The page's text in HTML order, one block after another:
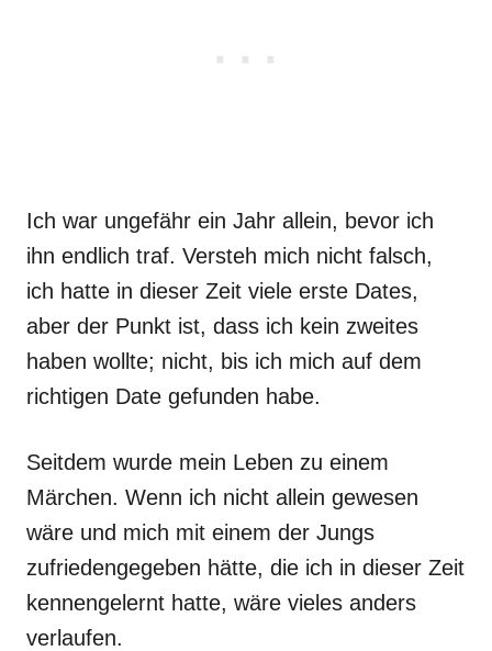
Ich war ungefähr ein Jahr allein, bevor ich
ihn endlich traf. Versteh mich nicht falsch,
ich hatte in dieser Zeit viele erste Dates,
aber der Punkt ist, dass ich kein zweites
haben wollte; nicht, bis ich mich auf dem
richtigen Date gefunden habe.
Seitdem wurde mein Leben zu einem
Märchen. Wenn ich nicht allein gewesen
wäre und mich mit einem der Jungs
zufriedengegeben hätte, die ich in dieser Zeit
kennengelernt hatte, wäre vieles anders
verlaufen.